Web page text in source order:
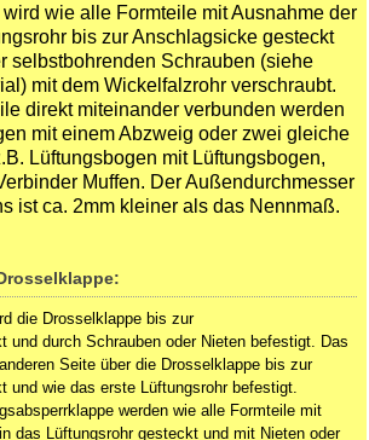
wie alle Formteile mit Ausnahme der
bis zur Anschlagsicke gesteckt
selbstbohrenden Schrauben (siehe
mit dem Wickelfalzrohr verschraubt.
direkt miteinander verbunden werden
mit einem Abzweig oder zwei gleiche
Lüftungsbogen mit Lüftungsbogen,
Muffen. Der Außendurchmesser
ist ca. 2mm kleiner als das Nennmaß.
die Drosselklappe bis zur
und durch Schrauben oder Nieten befestigt. Das
Seite über die Drosselklappe bis zur
und wie das erste Lüftungsrohr befestigt.
werden wie alle Formteile mit
das Lüftungsrohr gesteckt und mit Nieten oder